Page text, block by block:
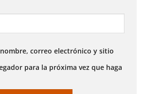
correo electrónico y sitio
para la próxima vez que haga